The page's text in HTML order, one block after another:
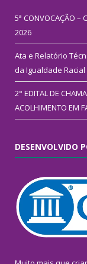
5ª CONVOCAÇÃO –
2026
Ata e Relatório
da Igualdade Racial
2° EDITAL DE
ACOLHIMENTO EM
DESENVOLVIDO